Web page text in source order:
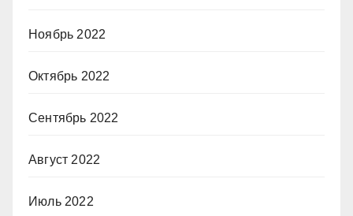
Ноябрь 2022
Октябрь 2022
Сентябрь 2022
Август 2022
Июль 2022